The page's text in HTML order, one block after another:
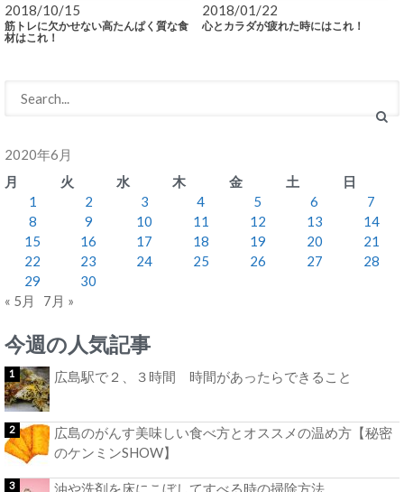
2018/10/15
筋トレに欠かせない高たんぱく質な食
材はこれ！
2018/01/22
心とカラダが疲れた時にはこれ！
2020年6月
月
火 水 木 金 土
日
1
2 3 4 5 6
7
8
9 10 11 12 13
14
15
16 17 18 19 20
21
22
23 24 25 26 27
28
29
30
« 5月
7月 »
今週の人気記事
広島駅で２、３時間 時間があったらできること
広島のがんす美味しい食べ方とオススメの温め方【秘密
のケンミンSHOW】
油や洗剤を床にこぼしてすべる時の掃除方法